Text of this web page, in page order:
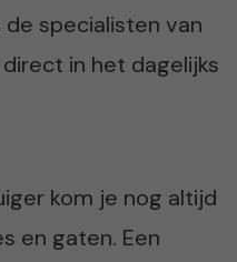
specialisten van
in het dagelijks
kom je nog altijd
en gaten. Een